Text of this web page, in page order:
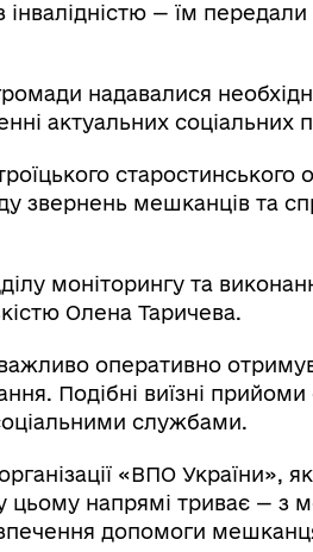
— їм передали
надавалися
актуальних соціальних
старостинського
звернень мешканців та
моніторингу та
Олена Таричева.
оперативно
Подібні виїзні
службами.
«ВПО України»,
цьому напрямі триває — з
допомоги